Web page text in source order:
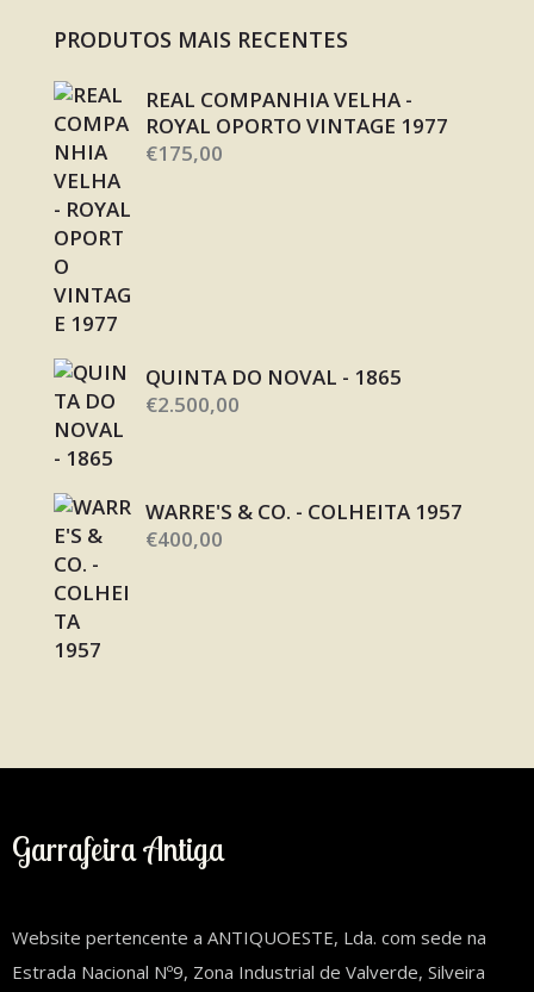
PRODUTOS MAIS RECENTES
REAL COMPANHIA VELHA -
ROYAL OPORTO VINTAGE 1977
€175,00
QUINTA DO NOVAL - 1865
€2.500,00
WARRE'S & CO. - COLHEITA 1957
€400,00
Garrafeira Antiga
Website pertencente a ANTIQUOESTE, Lda. com sede na
Estrada Nacional Nº9, Zona Industrial de Valverde, Silveira